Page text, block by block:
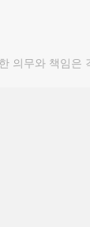
의무와 책임은